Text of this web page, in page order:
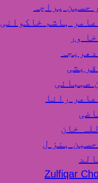
حسین پراچہ
عامر ہاشم خاکوانی
ور
صہبائی
رانا
خان
ہنز ل
Zulfiqar